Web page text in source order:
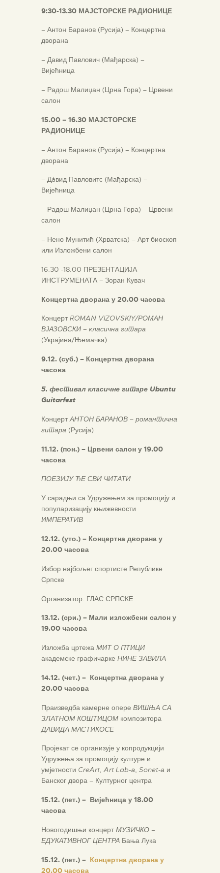
9:30-13.30 МАЈСТОРСКЕ РАДИОНИЦЕ
– Антон Баранов (Русија) – Концертна
дворана
– Давид Павлович (Мађарска) –
Вијећница
– Радош Малиџан (Црна Гора) – Црвени
салон
15.00 – 16.30 МАЈСТОРСКЕ
РАДИОНИЦЕ
– Антон Баранов (Русија) – Концертна
дворана
– Дáвид Павловитс (Мађарска) –
Вијећница
– Радош Малиџан (Црна Гора) – Црвени
салон
– Нено Мунитић (Хрватска) – Арт биоскоп
или Изложбени салон
16.30 -18.00 ПРЕЗЕНТАЦИЈА
ИНСТРУМЕНАТА – Зоран Кувач
Концертна дворана у 20.00 часова
Концерт ROMAN VIZOVSKIY/РОМАН
ВЈАЗОВСКИ – класична гитара
(Украјина/Њемачка)
9.12. (суб.) – Концертна дворана
часова
5. фестивал класичне гитаре Ubuntu
Guitarfest
КонцертАНТОН БАРАНОВ – романтична
гитара (Русија)
11.12. (пон.) – Црвени салон у 19.00
часова
ПОЕЗИЈУ ЋЕ СВИ ЧИТАТИ
У сарадњи са Удружењем за промоцију и
популаризацију књижевности
ИМПЕРАТИВ
12.12. (уто.) – Концертна дворана у
20.00 часова
Избор најбољег спортисте Републике
Српске
Организатор: ГЛАС СРПСКЕ
13.12. (сри.) – Мали изложбени салон у
19.00 часова
Изложба цртежа МИТ О ПТИЦИ
академске графичарке НИНЕ ЗАВИЛА
14.12. (чет.) – Концертна дворана у
20.00 часова
Праизведба камерне опере ВИШЊА СА
ЗЛАТНОМ КОШТИЦОМ композитора
ДАВИДА МАСТИКОСЕ
Пројекат се организује у копродукцији
Удружења за промоцију културе и
умјетности CreArt, Art Lab-а, Sonet-а и
Банског двора – Културног центра
15.12. (пет.) – Вијећница у 18.00
часова
Новогодишњи концерт МУЗИЧКО –
ЕДУКАТИВНОГ ЦЕНТРА Бања Лука
15.12. (пет.) – Концертна дворана у
20.00 часова